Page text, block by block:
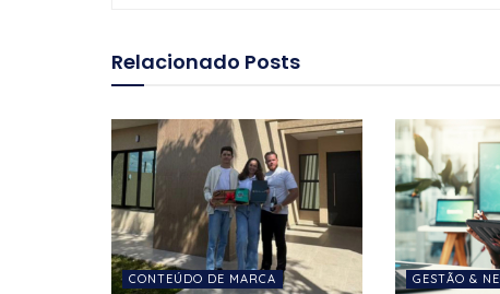
Relacionado Posts
CONTEÚDO DE MARCA GESTÃO &